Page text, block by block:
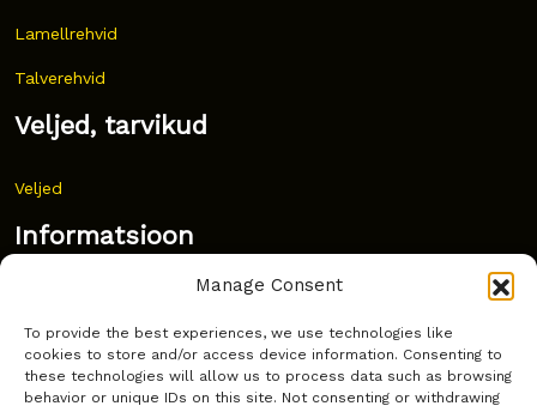
Manage Consent
To provide the best experiences, we use technologies like
cookies to store and/or access device information. Consenting to
these technologies will allow us to process data such as browsing
behavior or unique IDs on this site. Not consenting or withdrawing
Lamellrehvid
Talverehvid
Veljed, tarvikud
Veljed
Informatsioon
Korduma kippuvad küsimused
Kust osta?